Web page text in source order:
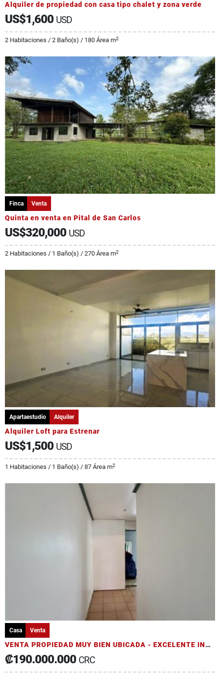
Alquiler de propiedad con casa tipo chalet y zona verde
US$1,600 USD
2 Habitaciones / 2 Baño(s) / 180 Área m2
Finca Venta
Quinta en venta en Pital de San Carlos
US$320,000 USD
2 Habitaciones / 1 Baño(s) / 270 Área m2
Apartaestudio Alquiler
Alquiler Loft para Estrenar
US$1,500 USD
1 Habitaciones / 1 Baño(s) / 87 Área m2
Casa Venta
VENTA PROPIEDAD MUY BIEN UBICADA - EXCELENTE INVERSIÓN A SU ALCANCE
₡190.000.000 CRC